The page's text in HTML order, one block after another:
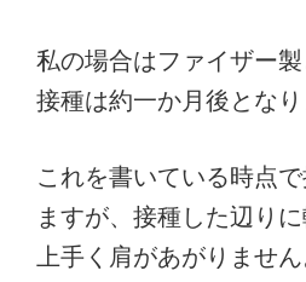
私の場合はファイザー
接種は約一か月後となり
これを書いている時点
ますが、接種した辺りに
上手く肩があがりませ